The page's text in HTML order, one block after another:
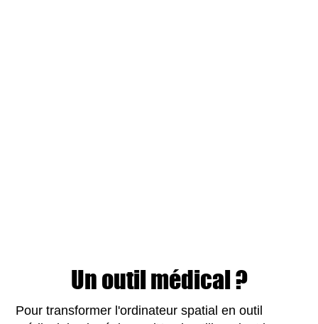
Un outil médical ?
Pour transformer l'ordinateur spatial en outil